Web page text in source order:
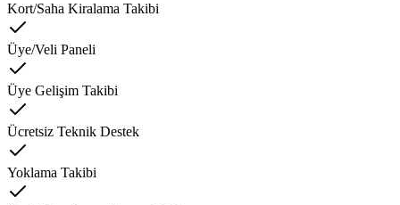
Kort/Saha Kiralama Takibi
Üye/Veli Paneli
Üye Gelişim Takibi
Ücretsiz Teknik Destek
Yoklama Takibi